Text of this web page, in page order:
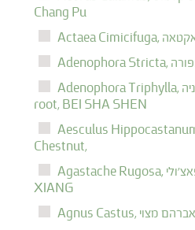
Chang Pu
Actaea Cimicifuga,
Adenophora Stricta,
Adenophora Triphylla,
root, BEI SHA SHEN
Aesculus
Chestnut,
Agastache Rugosa,
XIANG
Agnus Castus,